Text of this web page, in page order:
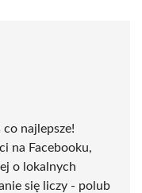
najlepsze!
na Facebooku,
o lokalnych
się liczy - polub